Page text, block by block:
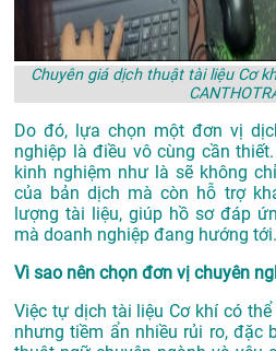
Chuyên giá dịch thuật tài liệu Cơ
Do đó, lựa chọn một đơn vị
nghiệp là điều vô cùng cần
kinh nghiệm như là sẽ không
của bản dịch mà còn hỗ trợ
lượng tài liệu, giúp hồ sơ đáp
mà doanh nghiệp đang hướng tới.
Vì sao nên chọn đơn vị chuyên
Việc tự dịch tài liệu Cơ khí có
nhưng tiềm ẩn nhiều rủi ro, đặc